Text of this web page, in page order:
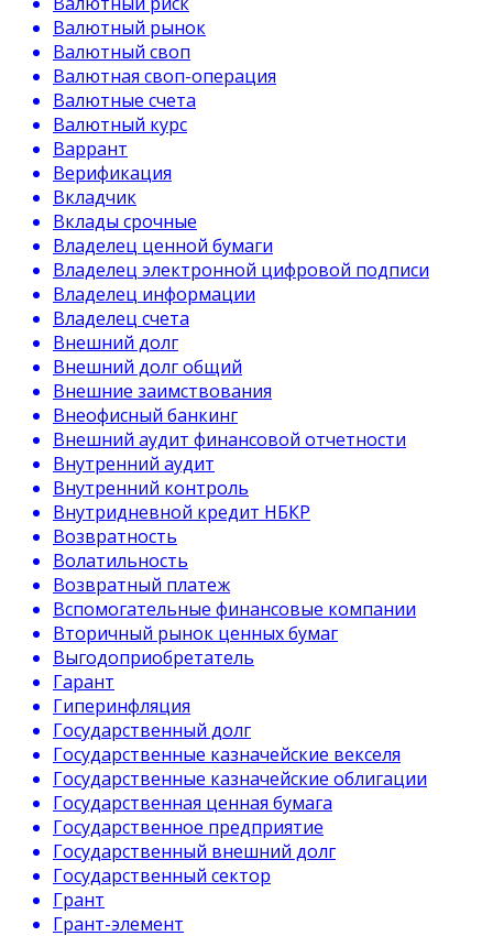
Валютный рынок
Валютный своп
Валютная своп-операция
Валютные счета
Валютный курс
Варрант
Верификация
Вкладчик
Вклады срочные
Владелец ценной бумаги
Владелец электронной цифровой подписи
Владелец информации
Владелец счета
Внешний долг
Внешний долг общий
Внешние заимствования
Внеофисный банкинг
Внешний аудит финансовой отчетности
Внутренний аудит
Внутренний контроль
Внутридневной кредит НБКР
Возвратность
Волатильность
Возвратный платеж
Вспомогательные финансовые компании
Вторичный рынок ценных бумаг
Выгодоприобретатель
Гарант
Гиперинфляция
Государственный долг
Государственные казначейские векселя
Государственные казначейские облигации
Государственная ценная бумага
Государственное предприятие
Государственный внешний долг
Государственный сектор
Грант
Грант-элемент